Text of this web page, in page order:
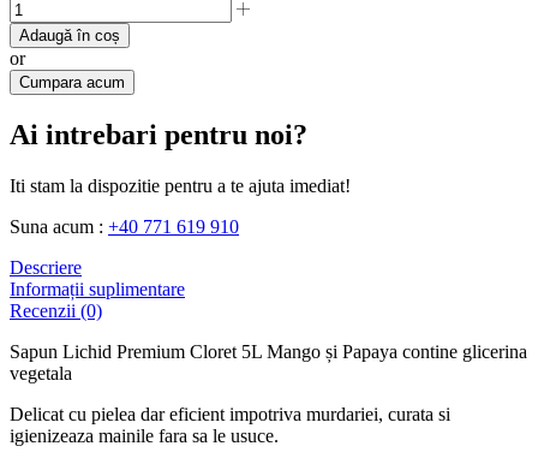
Adaugă în coș
or
Cumpara acum
Ai intrebari pentru noi?
Iti stam la dispozitie pentru a te ajuta imediat!
Suna acum : +40 771 619 910
Descriere
Informații suplimentare
Recenzii (0)
Sapun Lichid Premium Cloret 5L Mango și Papaya contine glicerina
vegetala
Delicat cu pielea dar eficient impotriva murdariei, curata si
igienizeaza mainile fara sa le usuce.